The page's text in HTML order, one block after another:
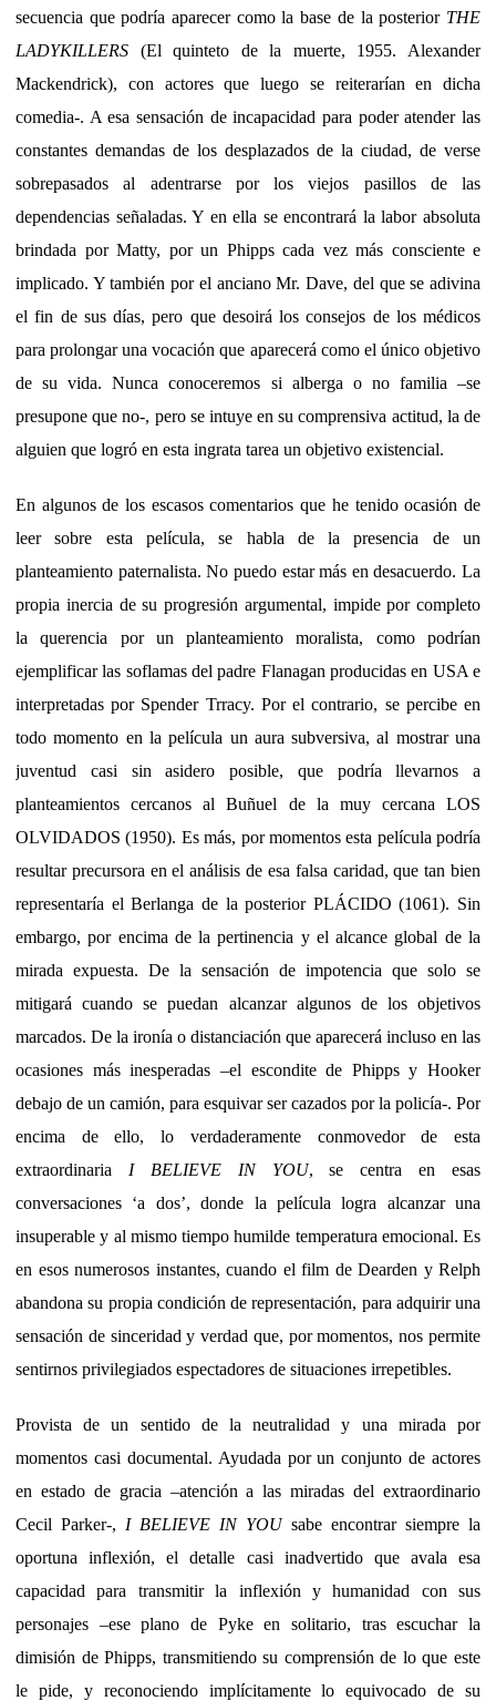
secuencia que podría aparecer como la base de la posterior THE
LADYKILLERS (El quinteto de la muerte, 1955. Alexander
Mackendrick), con actores que luego se reiterarían en dicha
comedia-. A esa sensación de incapacidad para poder atender las
constantes demandas de los desplazados de la ciudad, de verse
sobrepasados al adentrarse por los viejos pasillos de las
dependencias señaladas. Y en ella se encontrará la labor absoluta
brindada por Matty, por un Phipps cada vez más consciente e
implicado. Y también por el anciano Mr. Dave, del que se adivina
el fin de sus días, pero que desoirá los consejos de los médicos
para prolongar una vocación que aparecerá como el único objetivo
de su vida. Nunca conoceremos si alberga o no familia –se
presupone que no-, pero se intuye en su comprensiva actitud, la de
alguien que logró en esta ingrata tarea un objetivo existencial.
En algunos de los escasos comentarios que he tenido ocasión de
leer sobre esta película, se habla de la presencia de un
planteamiento paternalista. No puedo estar más en desacuerdo. La
propia inercia de su progresión argumental, impide por completo
la querencia por un planteamiento moralista, como podrían
ejemplificar las soflamas del padre Flanagan producidas en USA e
interpretadas por Spender Trracy. Por el contrario, se percibe en
todo momento en la película un aura subversiva, al mostrar una
juventud casi sin asidero posible, que podría llevarnos a
planteamientos cercanos al Buñuel de la muy cercana LOS
OLVIDADOS (1950). Es más, por momentos esta película podría
resultar precursora en el análisis de esa falsa caridad, que tan bien
representaría el Berlanga de la posterior PLÁCIDO (1061). Sin
embargo, por encima de la pertinencia y el alcance global de la
mirada expuesta. De la sensación de impotencia que solo se
mitigará cuando se puedan alcanzar algunos de los objetivos
marcados. De la ironía o distanciación que aparecerá incluso en las
ocasiones más inesperadas –el escondite de Phipps y Hooker
debajo de un camión, para esquivar ser cazados por la policía-. Por
encima de ello, lo verdaderamente conmovedor de esta
extraordinaria I BELIEVE IN YOU, se centra en esas
conversaciones ‘a dos’, donde la película logra alcanzar una
insuperable y al mismo tiempo humilde temperatura emocional. Es
en esos numerosos instantes, cuando el film de Dearden y Relph
abandona su propia condición de representación, para adquirir una
sensación de sinceridad y verdad que, por momentos, nos permite
sentirnos privilegiados espectadores de situaciones irrepetibles.
Provista de un sentido de la neutralidad y una mirada por
momentos casi documental. Ayudada por un conjunto de actores
en estado de gracia –atención a las miradas del extraordinario
Cecil Parker-, I BELIEVE IN YOUsabe encontrar siempre la
oportuna inflexión, el detalle casi inadvertido que avala esa
capacidad para transmitir la inflexión y humanidad con sus
personajes –ese plano de Pyke en solitario, tras escuchar la
dimisión de Phipps, transmitiendo su comprensión de lo que este
le pide, y reconociendo implícitamente lo equivocado de su